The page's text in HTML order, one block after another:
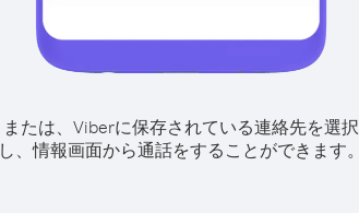
または、Viberに保存されている連絡先を選択
し、情報画面から通話をすることができます。